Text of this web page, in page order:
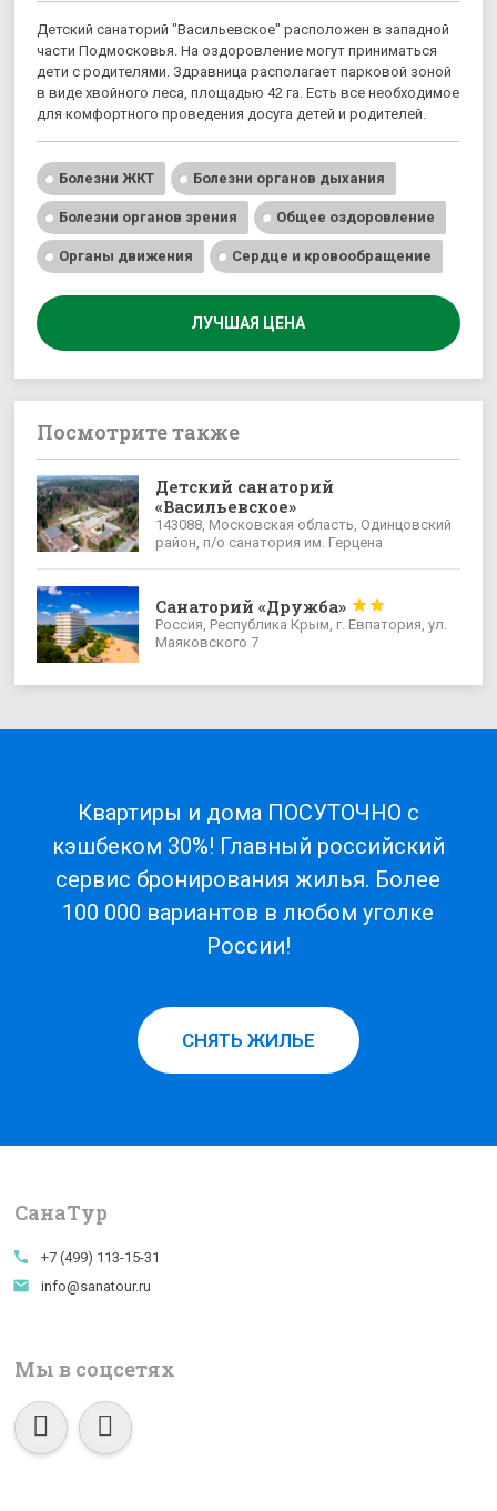
Детский санаторий "Васильевское" расположен в западной
части Подмосковья. На оздоровление могут приниматься
дети с родителями. Здравница располагает парковой зоной
в виде хвойного леса, площадью 42 га. Есть все необходимое
для комфортного проведения досуга детей и родителей.
Болезни ЖКТ Болезни органов дыхания
Болезни органов зрения Общее оздоровление
Органы движения Сердце и кровообращение
ЛУЧШАЯ ЦЕНА
Посмотрите также
Детский санаторий
«Васильевскоe»
143088, Московская область, Одинцовский
район, п/о санатория им. Герцена
Санаторий «Дружба» 

Россия, Республика Крым, г. Евпатория, ул.
Маяковского 7
Квартиры и дома ПОСУТОЧНО с
кэшбеком 30%! Главный российский
сервис бронирования жилья. Более
100 000 вариантов в любом уголке
России!
СНЯТЬ ЖИЛЬЕ
СанаTур
call +7 (499) 113-15-31
email info@sanatour.ru
Мы в соцсетях